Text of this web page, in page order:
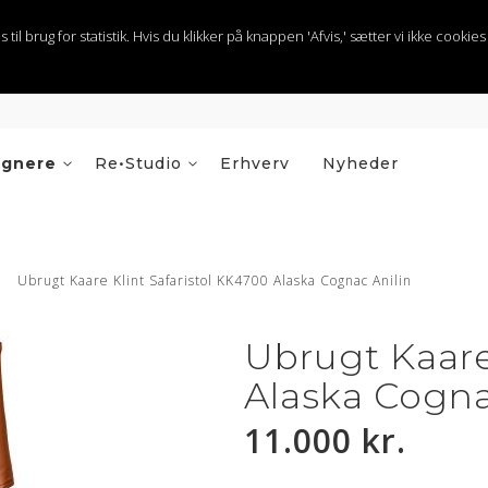
brug for statistik. Hvis du klikker på knappen 'Afvis,' sætter vi ikke
Re•Studio
Nyheder
Erhverv
Ubrugt Kaare Klint Safaristol KK4700 Alaska Cognac Anilin
Ubrugt
Alaska
11.000 kr.